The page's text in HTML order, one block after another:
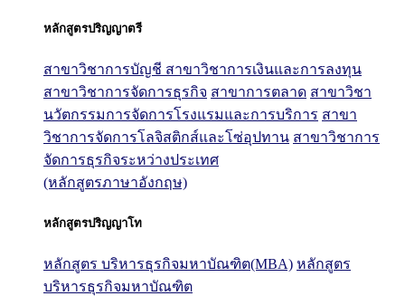
หลักสูตรปริญญาตรี
สาขาวิชาการบัญชี สาขาวิชาการเงินและการลงทุน
สาขาวิชาการจัดการธุรกิจ สาขาการตลาด สาขาวิชา
นวัตกรรมการจัดการโรงแรมและการบริการ สาขา
วิชาการจัดการโลจิสติกส์และโซ่อุปทาน สาขาวิชาการ
จัดการธุรกิจระหว่างประเทศ
(หลักสูตรภาษาอังกฤษ)
หลักสูตรปริญญาโท
หลักสูตร บริหารธุรกิจมหาบัณฑิต(MBA) หลักสูตร
บริหารธุรกิจมหาบัณฑิต